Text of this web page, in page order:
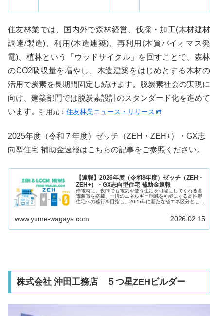
住友林業では、国内外で森林経営、伐採・加工(木材建材
調達/製造)、利用(木造建築)、再利用(木質バイオマス発
電)、植林という「ウッドサイクル」を回すことで、森林
のCO2吸収量を増やし、木造建築をはじめとする木材の
活用で炭素を長期間固定し続けます。脱炭素社会の実現に
向け、建築部門では脱炭素設計のスタンダード化を進めて
います。 引用元： 住友林業ニュース・リリース
2025年度（令和７年度）ゼッチ（ZEH・ZEH+）・GX志
向型住宅 補助金速報はこちらの記事をご参照ください。
【速報】2026年度（令和8年度）ゼッチ（ZEH・
ZEH+）・GX志向型住宅 補助金速報
停電時に、夜間でも電気を使う生活を可能にしてくれる蓄
電装置を搭載、一段のエネルギー削減を可能にする高性能
住宅への移行を目指し、2025年に新たな省エネ区分とし
www.yume-wagaya.com 2026.02.15
株式会社 沖田工務店 ５つ星ZEHビルダー